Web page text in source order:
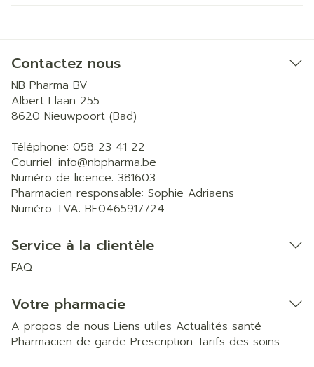
Contactez nous
NB Pharma BV
Albert I laan 255
8620 Nieuwpoort (Bad)
Téléphone: 058 23 41 22
Courriel: info@nbpharma.be
Numéro de licence: 381603
Pharmacien responsable: Sophie Adriaens
Numéro TVA: BE0465917724
Service à la clientèle
FAQ
Votre pharmacie
A propos de nous Liens utiles Actualités santé
Pharmacien de garde Prescription Tarifs des soins